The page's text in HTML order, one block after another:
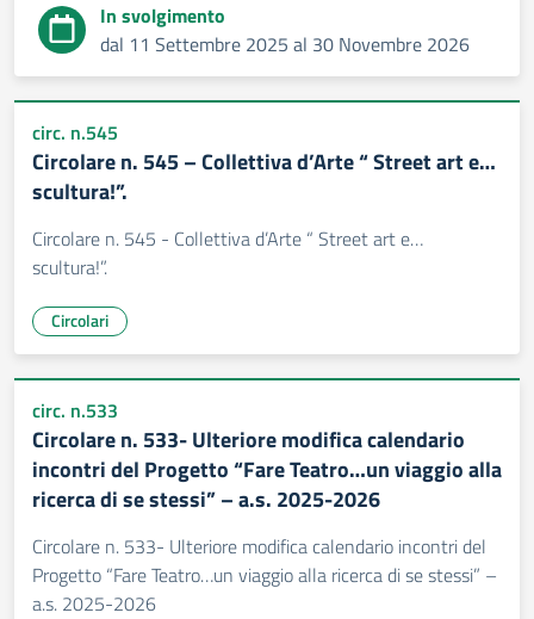
In svolgimento
dal 11 Settembre 2025 al 30 Novembre 2026
circ. n.545
Circolare n. 545 – Collettiva d’Arte “ Street art e…
scultura!”.
Circolare n. 545 - Collettiva d’Arte “ Street art e…
scultura!”.
Circolari
circ. n.533
Circolare n. 533- Ulteriore modifica calendario
incontri del Progetto “Fare Teatro…un viaggio alla
ricerca di se stessi” – a.s. 2025-2026
Circolare n. 533- Ulteriore modifica calendario incontri del
Progetto “Fare Teatro…un viaggio alla ricerca di se stessi” –
a.s. 2025-2026